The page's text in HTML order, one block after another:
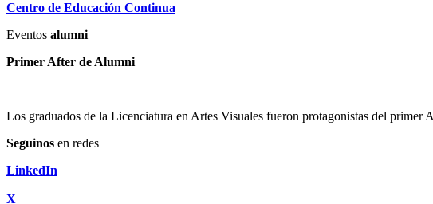
Centro de Educación Continua
Eventos alumni
Primer After de Alumni
Los graduados de la Licenciatura en Artes Visuales fueron protagonistas del
Seguinos en redes
LinkedIn
X